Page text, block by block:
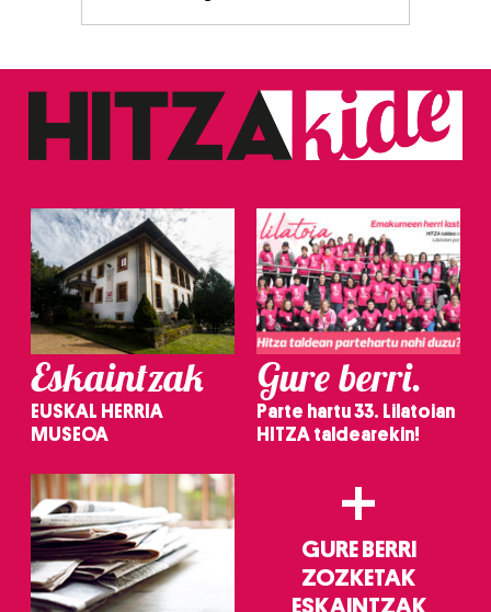
Eskaintzak
EUSKAL HERRIA
MUSEOA
Gure berri.
Parte hartu 33. Lilatoian
HITZA taldearekin!
+
GURE BERRI
ZOZKETAK
ESKAINTZAK